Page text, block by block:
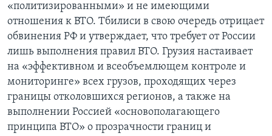
«политизированными» и не имеющими
отношения к ВТО. Тбилиси в свою очередь отрицает
обвинения РФ и утверждает, что требует от России
лишь выполнения правил ВТО. Грузия настаивает
на «эффективном и всеобъемлющем контроле и
мониторинге» всех грузов, проходящих через
границы отколовшихся регионов, а также на
выполнении Россией «основополагающего
принципа ВТО» о прозрачности границ и